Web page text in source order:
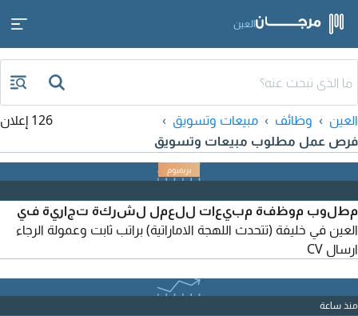
العين
العين وظائف
مبيعات وتسويق
فرص عمل مطلوب مبيعات وتسويق
126 إعلان
مطلوب موظفة مبيعات للعمل لشركة تجارية في
العين في خليفة (تتحدث اللهجة الاماراتية) براتب ثابت وعمولة الرجاء
ارسال CV
منذ ساعة